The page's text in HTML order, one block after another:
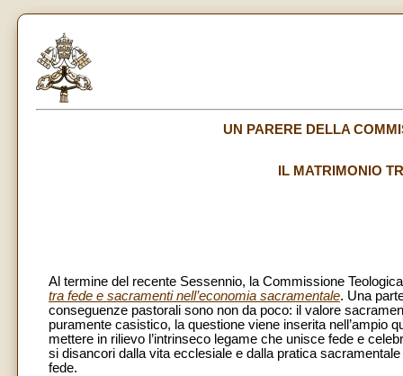
UN PARERE DELLA
IL MATRIMONIO
Al termine del recente Sessennio, la Commissione
tra fede e sacramenti nell’economia sacramentale. Una
conseguenze pastorali sono non da poco: il valore
puramente casistico, la questione viene inserita nell’ampio
mettere in rilievo l’intrinseco legame che unisce fede e
si disancori dalla vita ecclesiale e dalla pratica
fede.